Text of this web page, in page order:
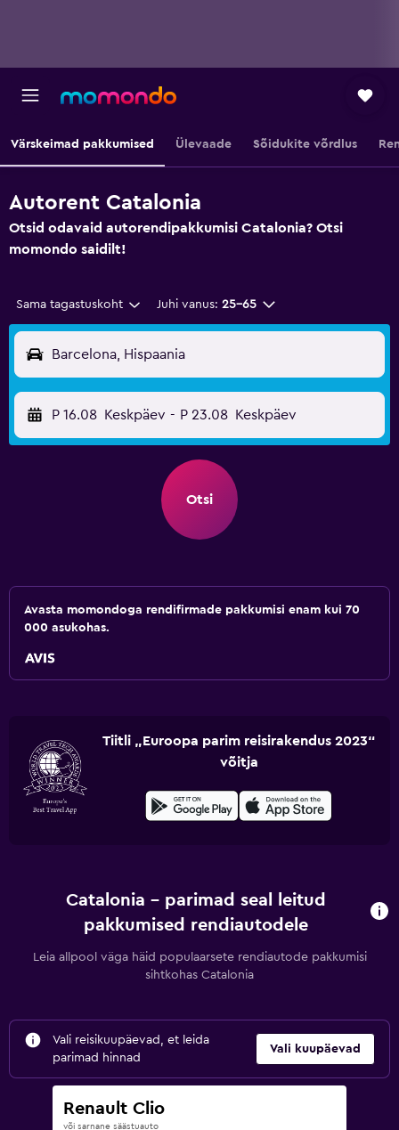
Värskeimad pakkumised Ülevaade Sõidukite võrdlus
Autorent Catalonia
Otsid odavaid autorendipakkumisi Catalonia? Otsi
momondo saidilt!
Sama tagastuskoht Juhi vanus: 25–65
Barcelona, Hispaania
P 16.08 Keskpäev - P 23.08 Keskpäev
Otsi
Avasta momondoga rendifirmade pakkumisi enam kui 70
000 asukohas.
Tiitli „Euroopa parim reisirakendus 2023“
võitja
Catalonia – parimad seal leitud
pakkumised rendiautodele
Leia allpool väga häid populaarsete rendiautode pakkumisi
sihtkohas Catalonia
Vali reisikuupäevad, et leida
parimad hinnad
Vali kuupäevad
Renault Clio
või sarnane säästuauto